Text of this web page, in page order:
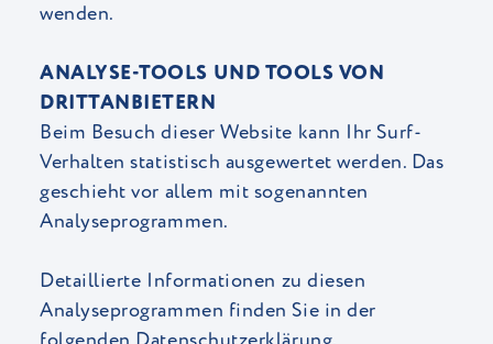
wenden.
ANALYSE-TOOLS UND TOOLS VON
DRITTANBIETERN
Beim Besuch dieser Website kann Ihr Surf-
Verhalten statistisch ausgewertet werden. Das
geschieht vor allem mit sogenannten
Analyseprogrammen.
Detaillierte Informationen zu diesen
Analyseprogrammen finden Sie in der